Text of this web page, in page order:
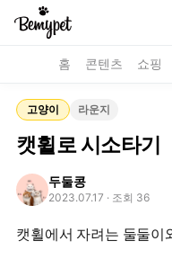
홈 콘텐츠 쇼핑
고양이 라운지
캣휠로 시소타기
두둘콩
2023.07.17 · 조회 36
캣휠에서 자려는 둘둘이